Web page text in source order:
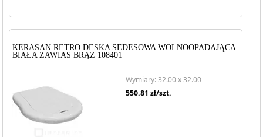
KERASAN RETRO DESKA SEDESOWA WOLNOOPADAJĄCA
BIAŁA ZAWIAS BRĄZ 108401
Wymiary: 32.00 x 32.00
550.81 zł/szt.